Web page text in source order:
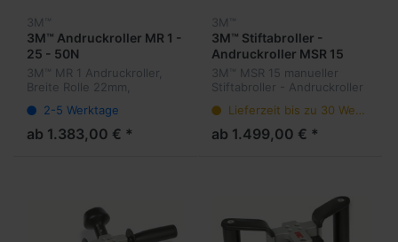
3M™
3M™ Andruckroller MR 1 -
25 - 50N
3M™ MR 1 Andruckroller,
Breite Rolle 22mm,
MR1 Grundeinstellung
Andruck 50N
2-5 Werktage
ab 1.383,00 € *
3M™
3M™ Stiftabroller -
Andruckroller MSR 15
3M™ MSR 15 manueller
Stiftabroller - Andruckroller
Einstellbereich 10 - 40 N
Lieferzeit bis zu 30 Werktage
ab 1.499,00 € *